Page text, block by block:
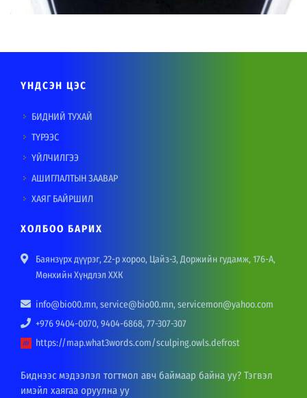
ҮНДСЭН ЦЭС
БИДНИЙ ТУХАЙ
ТҮРЭЭС
ҮЙЛЧИЛГЭЭ
АШИГЛАЛТЫН ЗААВАР
ХАЯГ БАЙРШИЛ
ХОЛБОО БАРИХ
Баянзүрх дүүрэг, 22-р хороо, Цайз-3, Доржийн гудамж, 176-А,
Мөнхийн Хүндлэл ХХК
info@bio00.mn, service@bio00.mn, servicemon@yahoo.com
+976 9404-0070, 9404-6868, 77-307-307
https://map.what3words.com/sculping.owls.defrost
Биднээс мэдээлэл тогтмол авч баймаар байна уу? Тэгвэл
имэйл хаягаа оруулна уу